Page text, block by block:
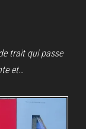
trait qui passe
et…